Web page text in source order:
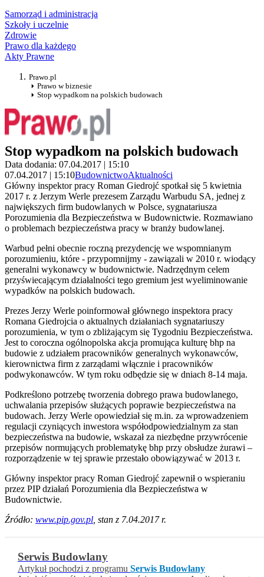
Samorząd i administracja
Szkoły i uczelnie
Zdrowie
Prawo dla każdego
Akty Prawne
Prawo.pl
Prawo w biznesie
Stop wypadkom na polskich budowach
Stop wypadkom na polskich budowach
Data dodania: 07.04.2017 | 15:10
07.04.2017 | 15:10BudownictwoAktualności
Główny inspektor pracy Roman Giedrojć spotkał się 5 kwietnia
2017 r. z Jerzym Werle prezesem Zarządu Warbudu SA, jednej z
największych firm budowlanych w Polsce, sygnatariusza
Porozumienia dla Bezpieczeństwa w Budownictwie. Rozmawiano
o problemach bezpieczeństwa pracy w branży budowlanej.
Warbud pełni obecnie roczną prezydencję we wspomnianym
porozumieniu, które - przypomnijmy - zawiązali w 2010 r. wiodący
generalni wykonawcy w budownictwie. Nadrzędnym celem
przyświecającym działalności tego gremium jest wyeliminowanie
wypadków na polskich budowach.
Prezes Jerzy Werle poinformował głównego inspektora pracy
Romana Giedrojcia o aktualnych działaniach sygnatariuszy
porozumienia, w tym o zbliżającym się Tygodniu Bezpieczeństwa.
Jest to coroczna ogólnopolska akcja promująca kulturę bhp na
budowie z udziałem pracowników generalnych wykonawców,
kierownictwa firm z zarządami włącznie i pracowników
podwykonawców. W tym roku odbędzie się w dniach 8-14 maja.
Podkreślono potrzebę tworzenia dobrego prawa budowlanego,
uchwalania przepisów służących poprawie bezpieczeństwa na
budowach. Jerzy Werle opowiedział się m.in. za wprowadzeniem
regulacji czyniących inwestora współodpowiedzialnym za stan
bezpieczeństwa na budowie, wskazał za niezbędne przywrócenie
przepisów normujących problematykę bhp przy obsłudze żurawi –
rozporządzenie w tej sprawie przestało obowiązywać w 2013 r.
Główny inspektor pracy Roman Giedrojć zapewnił o wspieraniu
przez PIP działań Porozumienia dla Bezpieczeństwa w
Budownictwie.
Źródło: www.pip.gov.pl, stan z 7.04.2017 r.
Serwis Budowlany
Artykuł pochodzi z programu Serwis Budowlany